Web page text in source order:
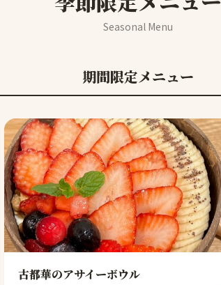
Seasonal Menu
期間限定メニュー
古都華のアサイーボウル